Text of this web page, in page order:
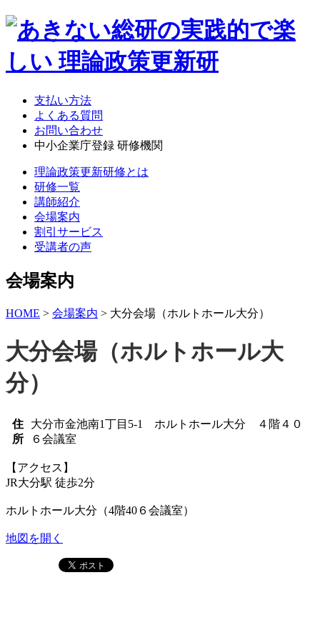
支払い方法
よくある質問
お問い合わせ
中小企業庁登録 研修機関
理論政策更新研修とは
研修一覧
講師紹介
会場案内
割引サービス
受講者の声
会場案内
HOME > 会場案内 > 大分会場（ホルトホール大分）
大分会場（ホルトホール大
分）
住
所
大分市金池南1丁目5-1 ホルトホール大分 ４階４０
６会議室
【アクセス】
JR大分駅 徒歩2分
ホルトホール大分（4階40６会議室）
地図を開く